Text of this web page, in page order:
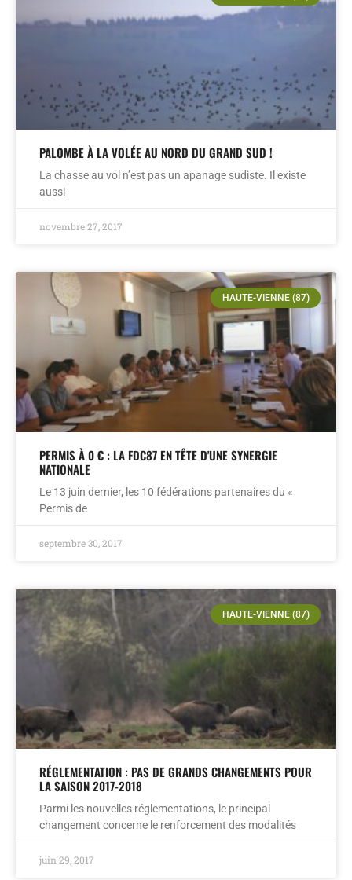
PALOMBE À LA VOLÉE AU NORD DU GRAND SUD !
La chasse au vol n’est pas un apanage sudiste. Il existe
aussi
novembre 27, 2017
HAUTE-VIENNE (87)
PERMIS À 0 € : LA FDC87 EN TÊTE D'UNE SYNERGIE
NATIONALE
Le 13 juin dernier, les 10 fédérations partenaires du «
Permis de
septembre 30, 2017
HAUTE-VIENNE (87)
RÉGLEMENTATION : PAS DE GRANDS CHANGEMENTS POUR
LA SAISON 2017-2018
Parmi les nouvelles réglementations, le principal
changement concerne le renforcement des modalités
juin 29, 2017